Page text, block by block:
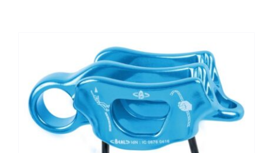
Trail
Escalade / Alpinisme
Bons Plans